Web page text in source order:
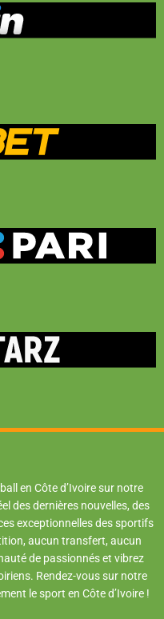
en Côte d’Ivoire sur notre
des dernières nouvelles, des
exceptionnelles des sportifs
aucun transfert, aucun
de passionnés et vibrez
Rendez-vous sur notre
le sport en Côte d’Ivoire !